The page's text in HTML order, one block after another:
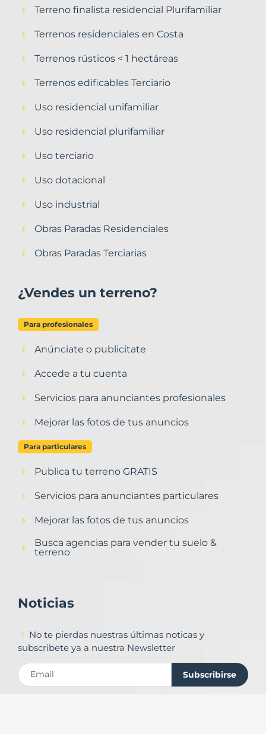
Terreno finalista residencial Plurifamiliar
Terrenos residenciales en Costa
Terrenos rústicos < 1 hectáreas
Terrenos edificables Terciario
Uso residencial unifamiliar
Uso residencial plurifamiliar
Uso terciario
Uso dotacional
Uso industrial
Obras Paradas Residenciales
Obras Paradas Terciarias
¿Vendes un terreno?
Para profesionales
Anúnciate o publicitate
Accede a tu cuenta
Servicios para anunciantes profesionales
Mejorar las fotos de tus anuncios
Para particulares
Publica tu terreno GRATIS
Servicios para anunciantes particulares
Mejorar las fotos de tus anuncios
Busca agencias para vender tu suelo &
terreno
Noticias
No te pierdas nuestras últimas noticas y
subscribete ya a nuestra Newsletter
Subscribirse